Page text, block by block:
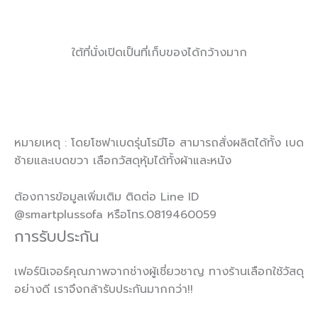
ใต้ที่นั่งเปิดเป็นที่เก็บของได้กว้างมาก
หมายเหตุ : โดยโซฟาเบดรุ่นโรมีโอ สามารถสั่งผลิตได้ทั้ง เบด
ซ้ายและเบดขวา เลือกวัสดุหุ้มได้ทั้งผ้าและหนัง
ต้องการข้อมูลเพิ่มเติม ติดต่อ Line ID
@smartplussofa หรือโทร.0819460059
การรับประกัน
เฟอร์นิเจอร์คุณภาพจากช่างผู้เชี่ยวชาญ ทางร้านเลือกใช้วัสดุ
อย่างดี เราจึงกล้ารับประกันมากกว่า!!